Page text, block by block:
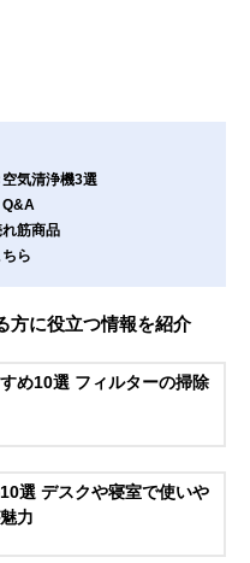
気清浄機3選
Q&A
筋商品
ら
方に役立つ情報を紹介
め10選 フィルターの掃除
選 デスクや寝室で使いや
力